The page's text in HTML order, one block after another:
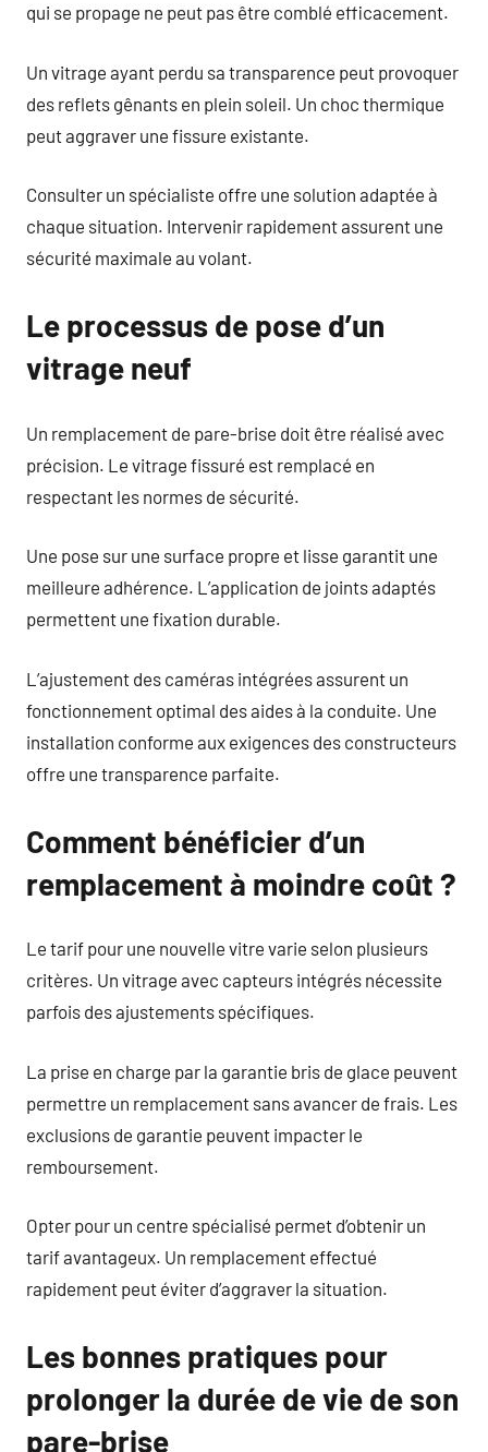
qui se propage ne peut pas être comblé efficacement.
Un vitrage ayant perdu sa transparence peut provoquer
des reflets gênants en plein soleil. Un choc thermique
peut aggraver une fissure existante.
Consulter un spécialiste offre une solution adaptée à
chaque situation. Intervenir rapidement assurent une
sécurité maximale au volant.
Le processus de pose d’un
vitrage neuf
Un remplacement de pare-brise doit être réalisé avec
précision. Le vitrage fissuré est remplacé en
respectant les normes de sécurité.
Une pose sur une surface propre et lisse garantit une
meilleure adhérence. L’application de joints adaptés
permettent une fixation durable.
L’ajustement des caméras intégrées assurent un
fonctionnement optimal des aides à la conduite. Une
installation conforme aux exigences des constructeurs
offre une transparence parfaite.
Comment bénéficier d’un
remplacement à moindre coût ?
Le tarif pour une nouvelle vitre varie selon plusieurs
critères. Un vitrage avec capteurs intégrés nécessite
parfois des ajustements spécifiques.
La prise en charge par la garantie bris de glace peuvent
permettre un remplacement sans avancer de frais. Les
exclusions de garantie peuvent impacter le
remboursement.
Opter pour un centre spécialisé permet d’obtenir un
tarif avantageux. Un remplacement effectué
rapidement peut éviter d’aggraver la situation.
Les bonnes pratiques pour
prolonger la durée de vie de son
pare-brise